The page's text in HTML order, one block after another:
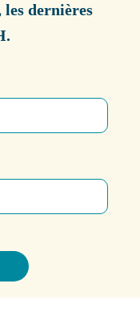
les dernières